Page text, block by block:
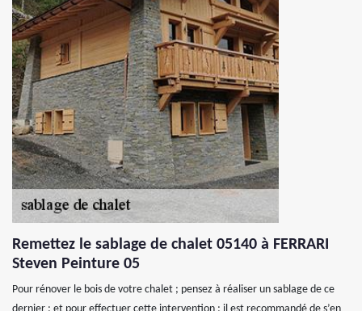
Remettez le sablage de chalet 05140 à FERRARI
Steven Peinture 05
Pour rénover le bois de votre chalet ; pensez à réaliser un sablage de ce